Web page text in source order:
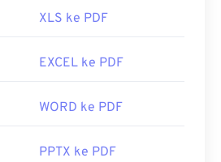
PDF gratis terpopuler
agak rumit dengan
PDF sendiri. Anda
XLS ke PDF
EXCEL ke PDF
WORD ke PDF
PPTX ke PDF